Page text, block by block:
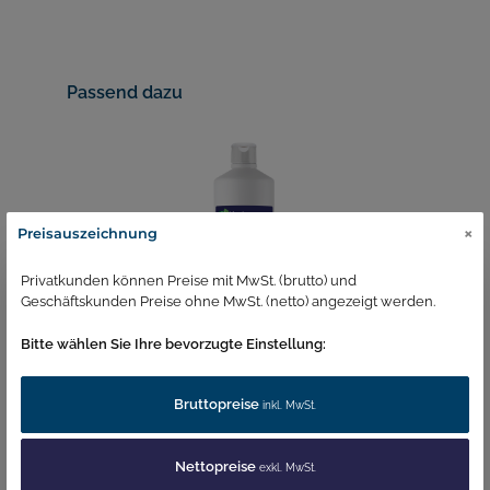
Passend dazu
BioHygiene Urinal- und
Toilettenreiniger 1L
Artikelnummer:1370
Preisauszeichnung ×
Privatkunden können Preise mit MwSt. (brutto) und
Geschäftskunden Preise ohne MwSt. (netto) angezeigt werden.
Bitte wählen Sie Ihre bevorzugte Einstellung:
Bruttopreise inkl. MwSt.
Nettopreise exkl. MwSt.